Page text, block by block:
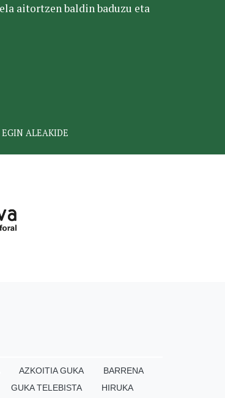
aitortzen baldin baduzu eta
EGIN ALEAKIDE
AZKOITIA GUKA
BARRENA
GUKA TELEBISTA HIRUKA